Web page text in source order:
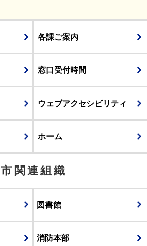
各課ご案内
窓口受付時間
ウェブアクセシビリティ
ホーム
市関連組織
図書館
消防本部